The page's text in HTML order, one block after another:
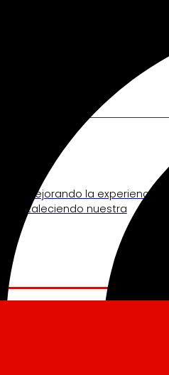
mejorando la experiencia de
y fortaleciendo nuestra